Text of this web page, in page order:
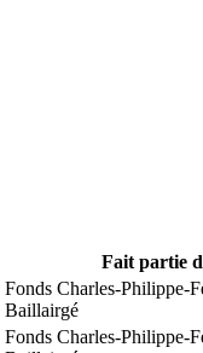
Fait partie
Fonds Charles-Philippe-
Baillairgé
Fonds Charles-Philippe-